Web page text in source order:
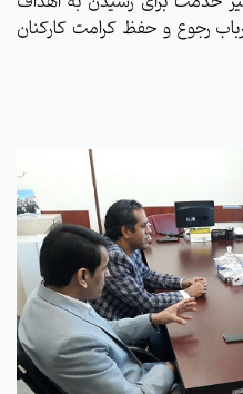
رجوع و حفظ کرامت کارکنان